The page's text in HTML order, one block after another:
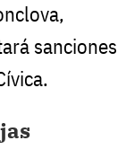
sanciones